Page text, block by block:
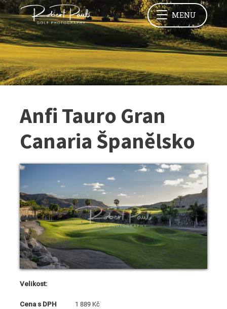
MENU
Anfi Tauro Gran
Canaria Španělsko
Velikost:
Cena s DPH 1 889 Kč